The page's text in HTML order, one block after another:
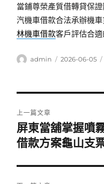
當鋪尊榮產質借轉貸保
汽機車借款合法承辦機
林機車借款客戶評估合
作
admin
發
2026-06-05
章
導
覽
上一篇文章
上
一
文
章:
屏東當舖掌握噴
借款方案龜山支